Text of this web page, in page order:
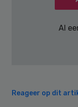
Al
Reageer op dit